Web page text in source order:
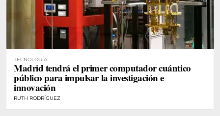
TECNOLOGÍA
Madrid tendrá el primer computador cuántico
público para impulsar la investigación e
innovación
RUTH RODRÍGUEZ